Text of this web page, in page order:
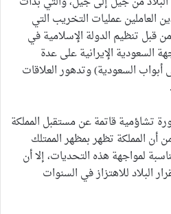
هذين العاملين عمليات التخريب التي
قبل تنظيم الدولة الإسلامية في
السعودية الإيرانية على عدة
أبواب السعودية) وتدهور العلاقات
تشاؤمية قاتمة عن مستقبل المملكة
أن المملكة تظهر بمظهر الممتلك
لمواجهة هذه التحديات، إلا أن
البلاد للاهتزاز في السنوات